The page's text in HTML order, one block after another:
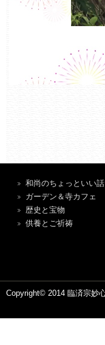
和尚のちょっといい話
ガーデン＆寺カフェ
歴史と宝物
供養とご祈祷
Copyright© 2014 臨済宗妙